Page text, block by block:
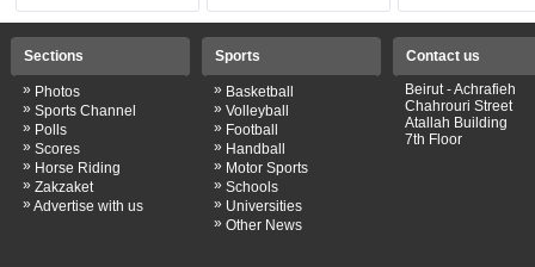
Sections
» Photos
» Sports Channel
» Polls
» Scores
» Horse Riding
» Zakzaket
» Advertise with us
Sports
» Basketball
» Volleyball
» Football
» Handball
» Motor Sports
» Schools
» Universities
» Other News
Contact us
Beirut - Achrafieh
Chahrouri Street
Atallah Building
7th Floor